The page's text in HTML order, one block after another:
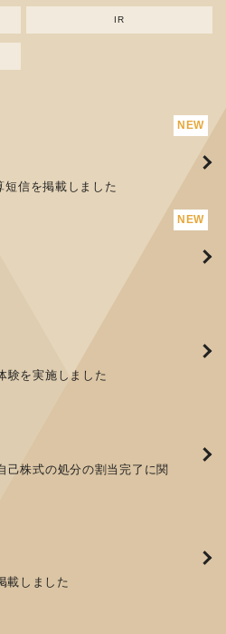
IR
信を掲載しました
験を実施しました
己株式の処分の割当完了に関
載しました
始のお知らせ
メカトロテックジャパ
沢2025(第61回機械工業見本
載しました
しました
載しました
しました
※終了しました
了しました
※終了しました
※終了しました
明コーナー予約のご案内 ※
信を掲載しました
株式の処分の割当完了に関
更新しました
掲載しました
験を実施しました
規模法人部門）」に認定さ
ランス企業知事表彰「優良